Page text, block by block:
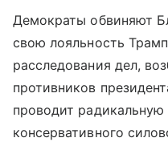
Демократы обвиняют
свою лояльность
расследования дел,
противников
проводит радикальную
консервативного